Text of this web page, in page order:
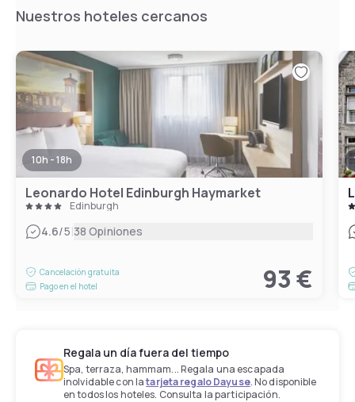
Nuestros hoteles cercanos
10h - 18h
Leonardo Hotel Edinburgh Haymarket
Edinburgh
4.6/5|38 Opiniones
Cancelación gratuita
Pago en el hotel
93 €
Regala un día fuera del tiempo
Spa, terraza, hammam... Regala una escapada
inolvidable con latarjeta regalo Dayuse. No disponible
en todos los hoteles. Consulta la participación.